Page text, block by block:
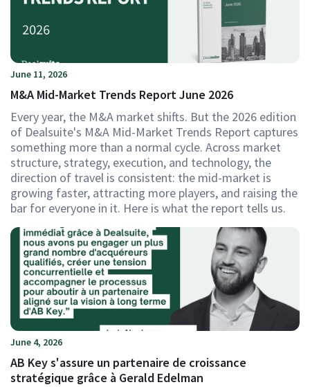
June 11, 2026
M&A Mid-Market Trends Report June 2026
Every year, the M&A market shifts. But the 2026 edition
of Dealsuite's M&A Mid-Market Trends Report captures
something more than a normal cycle. Across market
structure, strategy, execution, and technology, the
direction of travel is consistent: the mid-market is
growing faster, attracting more players, and raising the
bar for everyone in it. Here is what the report tells us.
June 4, 2026
AB Key s'assure un partenaire de croissance
stratégique grâce à Gerald Edelman